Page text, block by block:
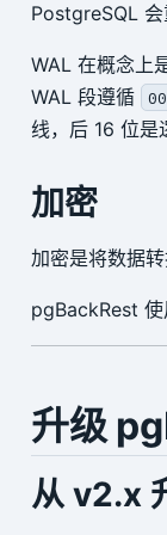
PostgreSQL
WAL 在概念上
WAL 段遵循
线，后 16 位是
加密
加密是将数据
pgBackRest
升级
从 v2.x